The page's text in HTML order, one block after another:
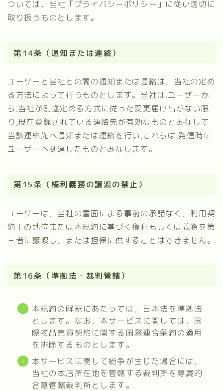
ついては，当社「プライバシーポリシー」に従い適切に
取り扱うものとします。
第14条（通知または連絡）
ユーザーと当社との間の通知または連絡は，当社の定め
る方法によって行うものとします。当社は,ユーザーか
ら,当社が別途定める方式に従った変更届け出がない限
り,現在登録されている連絡先が有効なものとみなして
当該連絡先へ通知または連絡を行い,これらは,発信時に
ユーザーへ到達したものとみなします。
第15条（権利義務の譲渡の禁止）
ユーザーは，当社の書面による事前の承諾なく，利用契
約上の地位または本規約に基づく権利もしくは義務を第
三者に譲渡し，または担保に供することはできません。
第16条（準拠法・裁判管轄）
本規約の解釈にあたっては，日本法を準拠法
とします。なお，本サービスに関しては，国
際物品売買契約に関する国際連合条約の適用
を排除するものとします。
本サービスに関して紛争が生じた場合には，
当社の本店所在地を管轄する裁判所を専属的
合意管轄裁判所とします。